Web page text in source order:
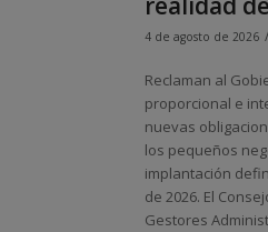
4 de agosto de 2026 /
Reclaman al
proporcional e
nuevas
los pequeños
implantación
de 2026. El
Gestores